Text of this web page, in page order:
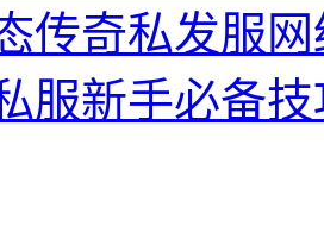
传奇私发服
服新手必备